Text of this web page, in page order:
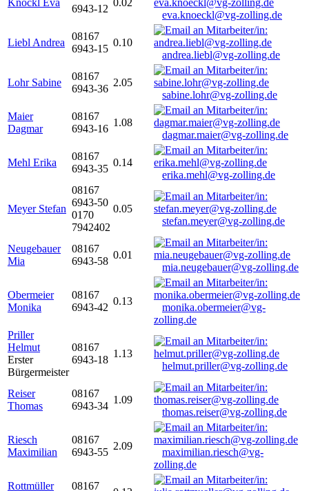
Knöckl Eva
6943-12
0.02
eva.knoeckl@vg-zolling.de
Liebl Andrea
08167
6943-15
0.10
andrea.liebl@vg-zolling.de
Lohr Sabine
08167
6943-36
2.05
sabine.lohr@vg-zolling.de
Maier
Dagmar
08167
6943-16
1.08
dagmar.maier@vg-zolling.de
Mehl Erika
08167
6943-35
0.14
erika.mehl@vg-zolling.de
Meyer Stefan
08167
6943-50
0170
7942402
0.05
stefan.meyer@vg-zolling.de
Neugebauer
Mia
08167
6943-58
0.01
mia.neugebauer@vg-zolling.de
Obermeier
Monika
08167
6943-42
0.13
monika.obermeier@vg-
zolling.de
Priller
Helmut
Erster
Bürgermeister
08167
6943-18
1.13
helmut.priller@vg-zolling.de
Reiser
Thomas
08167
6943-34
1.09
thomas.reiser@vg-zolling.de
Riesch
Maximilian
08167
6943-55
2.09
maximilian.riesch@vg-
zolling.de
Rottmüller
08167